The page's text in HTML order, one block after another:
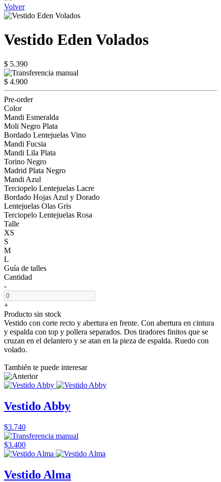
Volver
Vestido Eden Volados
$ 5.390
$ 4.900
Pre-order
Color
Mandi Esmeralda
Moli Negro Plata
Bordado Lentejuelas Vino
Mandi Fucsia
Mandi Lila Plata
Torino Negro
Madrid Plata Negro
Mandi Azul
Terciopelo Lentejuelas Lacre
Bordado Hojas Azul y Dorado
Lentejuelas Olas Gris
Terciopelo Lentejuelas Rosa
Talle
XS
S
M
L
Guía de talles
Cantidad
-
+
Producto sin stock
Vestido con corte recto y abertura en frente. Con abertura en cintura
y espalda con top y pollera separados. Dos tiradores finitos que se
cruzan en el delantero y se atan en la pieza de espalda. Ruedo con
volado.
También te puede interesar
Vestido Abby
$3.740
$3.400
Vestido Alma